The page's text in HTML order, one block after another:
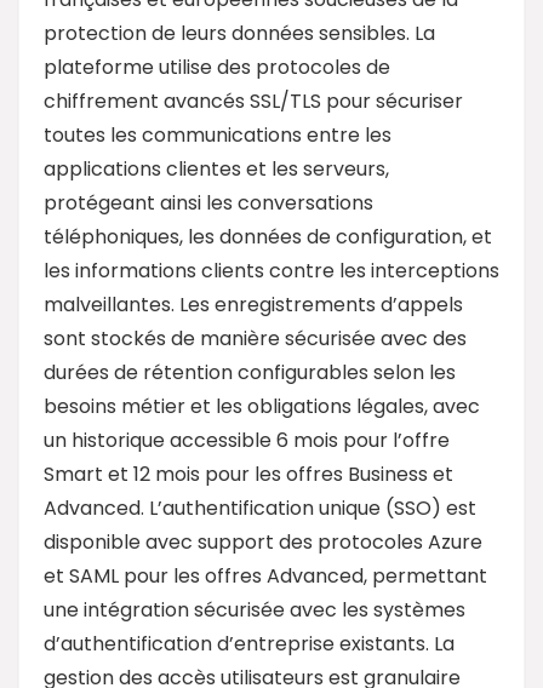
protection de leurs données sensibles. La
plateforme utilise des protocoles de
chiffrement avancés SSL/TLS pour sécuriser
toutes les communications entre les
applications clientes et les serveurs,
protégeant ainsi les conversations
téléphoniques, les données de configuration, et
les informations clients contre les interceptions
malveillantes. Les enregistrements d’appels
sont stockés de manière sécurisée avec des
durées de rétention configurables selon les
besoins métier et les obligations légales, avec
un historique accessible 6 mois pour l’offre
Smart et 12 mois pour les offres Business et
Advanced. L’authentification unique (SSO) est
disponible avec support des protocoles Azure
et SAML pour les offres Advanced, permettant
une intégration sécurisée avec les systèmes
d’authentification d’entreprise existants. La
gestion des accès utilisateurs est granulaire